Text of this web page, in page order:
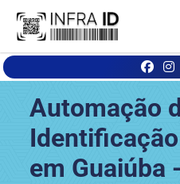
Automação
em Guaiúba